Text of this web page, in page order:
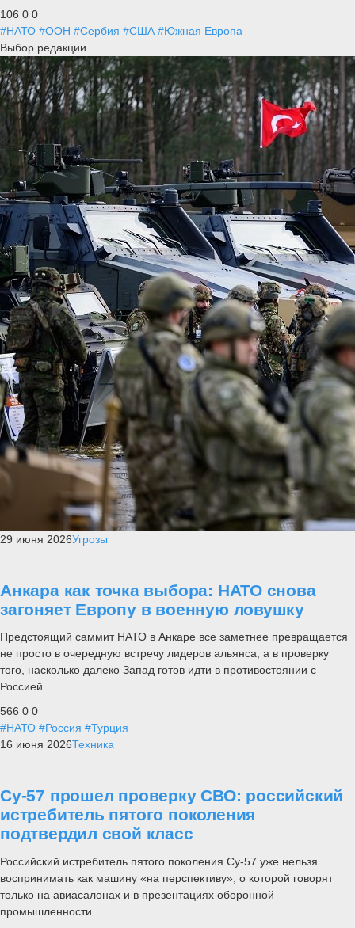
106 0 0
#НАТО #ООН #Сербия #США #Южная Европа
Выбор редакции
29 июня 2026Угрозы
Анкара как точка выбора: НАТО снова
загоняет Европу в военную ловушку
Предстоящий саммит НАТО в Анкаре все заметнее превращается
не просто в очередную встречу лидеров альянса, а в проверку
того, насколько далеко Запад готов идти в противостоянии с
Россией....
566 0 0
#НАТО #Россия #Турция
16 июня 2026Техника
Су-57 прошел проверку СВО: российский
истребитель пятого поколения
подтвердил свой класс
Российский истребитель пятого поколения Су-57 уже нельзя
воспринимать как машину «на перспективу», о которой говорят
только на авиасалонах и в презентациях оборонной
промышленности.